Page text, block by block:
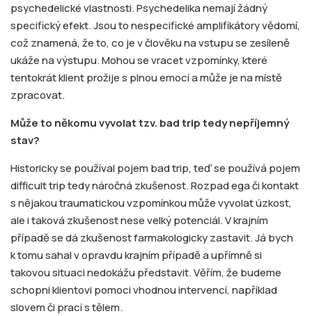
psychedelické vlastnosti. Psychedelika nemají žádný
specifický efekt. Jsou to nespecifické amplifikátory vědomí,
což znamená, že to, co je v člověku na vstupu se zesíleně
ukáže na výstupu. Mohou se vracet vzpomínky, které
tentokrát klient prožije s plnou emocí a může je na místě
zpracovat.
Může to někomu vyvolat tzv. bad trip tedy nepříjemný
stav?
Historicky se používal pojem bad trip, teď se používá pojem
difficult trip tedy náročná zkušenost. Rozpad ega či kontakt
s nějakou traumatickou vzpomínkou může vyvolat úzkost,
ale i taková zkušenost nese velký potenciál. V krajním
případě se dá zkušenost farmakologicky zastavit. Já bych
k tomu sahal v opravdu krajním případě a upřímně si
takovou situaci nedokážu představit. Věřím, že budeme
schopni klientovi pomoci vhodnou intervencí, například
slovem či prací s tělem.